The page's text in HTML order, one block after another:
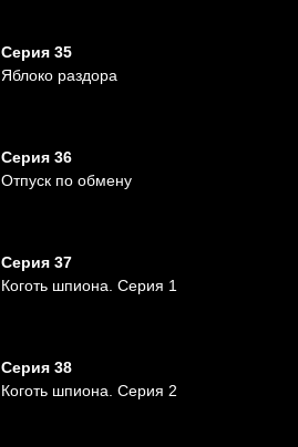
Серия 35
Яблоко раздора
Серия 36
Отпуск по обмену
Серия 37
Коготь шпиона. Серия 1
Серия 38
Коготь шпиона. Серия 2